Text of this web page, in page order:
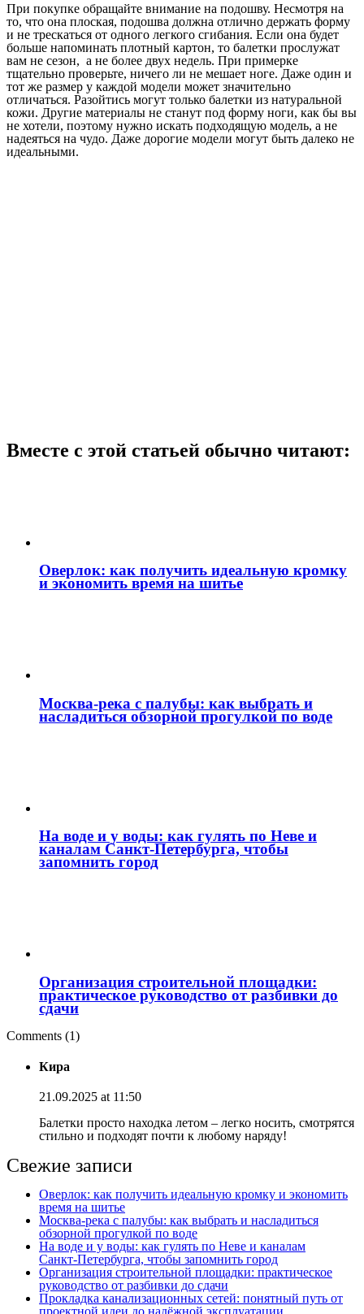
При покупке обращайте внимание на подошву. Несмотря на
то, что она плоская, подошва должна отлично держать форму
и не трескаться от одного легкого сгибания. Если она будет
больше напоминать плотный картон, то балетки прослужат
вам не сезон, а не более двух недель. При примерке
тщательно проверьте, ничего ли не мешает ноге. Даже один и
тот же размер у каждой модели может значительно
отличаться. Разойтись могут только балетки из натуральной
кожи. Другие материалы не станут под форму ноги, как бы вы
не хотели, поэтому нужно искать подходящую модель, а не
надеяться на чудо. Даже дорогие модели могут быть далеко не
идеальными.
Вместе с этой статьей обычно читают:
Оверлок: как получить идеальную кромку
и экономить время на шитье
Москва‑река с палубы: как выбрать и
насладиться обзорной прогулкой по воде
На воде и у воды: как гулять по Неве и
каналам Санкт‑Петербурга, чтобы
запомнить город
Организация строительной площадки:
практическое руководство от разбивки до
сдачи
Comments (1)
Кира
21.09.2025 at 11:50
Балетки просто находка летом – легко носить, смотрятся
стильно и подходят почти к любому наряду!
Свежие записи
Оверлок: как получить идеальную кромку и экономить
время на шитье
Москва‑река с палубы: как выбрать и насладиться
обзорной прогулкой по воде
На воде и у воды: как гулять по Неве и каналам
Санкт‑Петербурга, чтобы запомнить город
Организация строительной площадки: практическое
руководство от разбивки до сдачи
Прокладка канализационных сетей: понятный путь от
проектной идеи до надёжной эксплуатации